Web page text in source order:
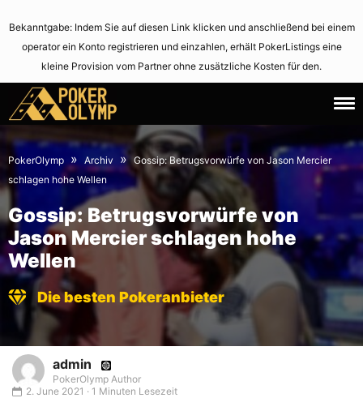
Bekanntgabe: Indem Sie auf diesen Link klicken und anschließend bei einem
operator ein Konto registrieren und einzahlen, erhält PokerListings eine
kleine Provision vom Partner ohne zusätzliche Kosten für den.
28.
February
2017
June
2,
2021
PokerOlymp » Archiv » Gossip: Betrugsvorwürfe von Jason Mercier
schlagen hohe Wellen
Gossip: Betrugsvorwürfe von
Jason Mercier schlagen hohe
Wellen
Die besten Pokeranbieter
admin
PokerOlymp Author
2. June 2021 · 1 Minuten Lesezeit